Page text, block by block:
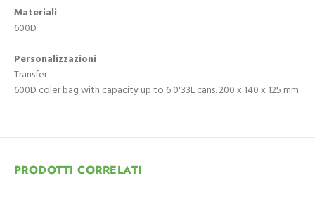
Materiali
600D
Personalizzazioni
Transfer
600D coler bag with capacity up to 6 0'33L cans. 200 x 140 x 125 mm
PRODOTTI CORRELATI